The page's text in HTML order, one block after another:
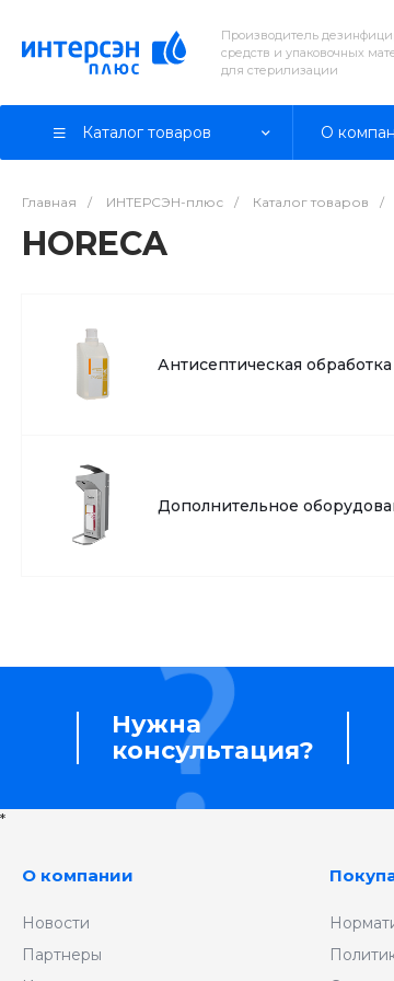
Производитель
средств и упаковочных
для стерилизации
Каталог товаров О
Главная / ИНТЕРСЭН-плюс / Каталог товаров /
HORECA
Антисептическая обработка
Дополнительное
Нужна
консультация?
*
О компании
Новости
Партнеры